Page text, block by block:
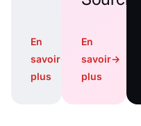
En
savoir
plus
→
En
savoir
plus
→